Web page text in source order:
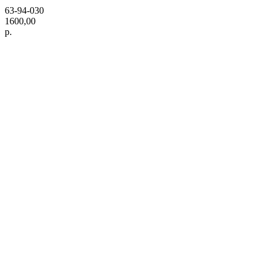
63-94-030
1600,00
р.